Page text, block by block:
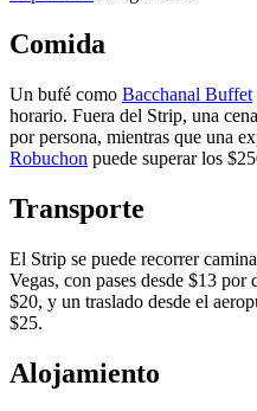
Comida
Un bufé como Bacchanal Buffet
horario. Fuera del Strip, una
por persona, mientras que una
Robuchon puede superar los
Transporte
El Strip se puede recorrer
Vegas, con pases desde $13
$20, y un traslado desde el
$25.
Alojamiento